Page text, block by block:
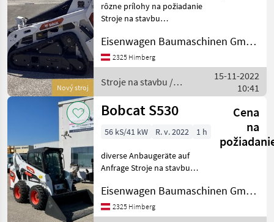
Nový stroj
rôzne prílohy na požiadanie
Stroje na stavbu
Eisenwagen Baumaschinen GmbH
2325 Himberg
Stroje na stavbu /
Bobcat
15-11-2022
10:41
Bobcat S530
Cena
na
56 kS/41 kW R. v. 2022 1 h
diverse Anbaugeräte auf
Anfrage Stroje na stavbu
Eisenwagen Baumaschinen GmbH
2325 Himberg